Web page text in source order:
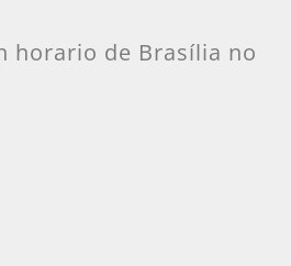
horario de Brasília no